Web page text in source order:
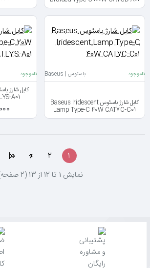
ناموجود باسئوس | Baseus
کابل شارژ باسئوس Baseus Iridescent
Lamp Type-C 40W CAT7C-C01
ناموجود
A01
1
2
>
>|
نمايش 1 تا 12 از 13 (2 صفحه)